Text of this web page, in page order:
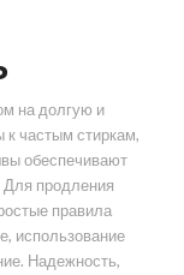
на долгую и
к частым стиркам,
обеспечивают
Для продления
правила
использование
Надежность,